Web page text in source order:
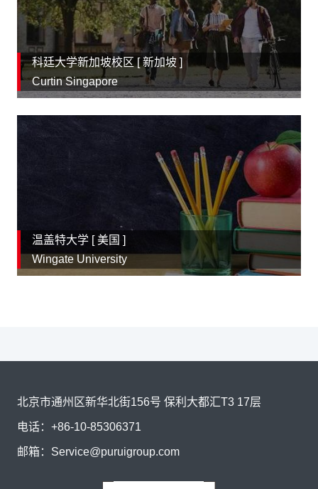
科廷大学新加坡校区 [新加坡 ]
Curtin Singapore
温盖特大学 [美国 ]
Wingate University
北京市通州区新华北街156号 保利大都汇T3 17层
电话： +86-10-85306371
邮箱： Service@puruigroup.com